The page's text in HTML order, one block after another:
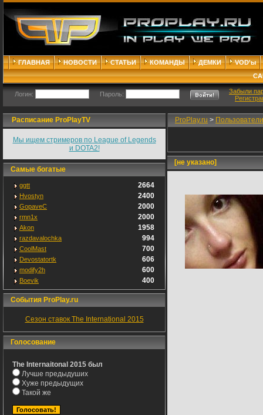
ГЛАВНАЯ НОВОСТИ СТАТЬИ КОМАНДЫ ДЕМКИ
VOD'ы
Логин: Пароль:
Забыли
Расписание ProPlayTV
Мы ищем стримеров по League of Legends
и DOTA2!
Самые богатые
ggtt 2664
Hvostyn 2400
GopaveC 2000
rmn1x 2000
Akon 1958
razdavalochka 994
CoolMast 700
Devostatortk 606
modify2h 600
Boevik 400
События ProPlay.ru
Сезон ставок The International 2015
Голосование
The Internaitonal 2015 был
Лучше предыдуших
Хуже предыдущих
Такой же
ProPlay.ru > Пользователи
[не указано]